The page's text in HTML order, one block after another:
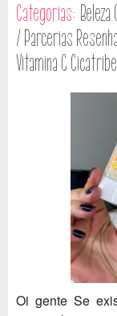
Categorias: Beleza
/ Parcerias
Vitamina C
Oi gente Se